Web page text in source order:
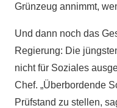
Grünzeug annimmt,
Und dann noch das
Regierung: Die
nicht für Soziales
Chef. „Überbordende
Prüfstand zu stellen,